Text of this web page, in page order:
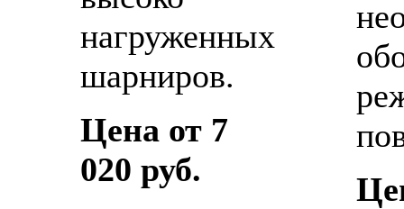
нагруженных
шарниров.
Цена от 7
020 руб.